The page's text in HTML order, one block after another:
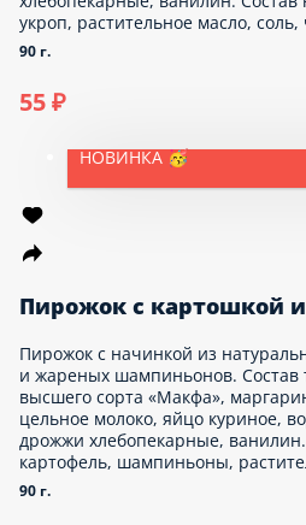
Булочка для Бургера
15 ₽
НОВИНКА 🥳